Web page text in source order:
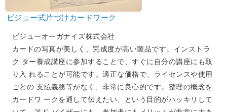
ビジュー式片づけカードワーク
ビジューオーガナイズ株式会社
カードの写真が美しく、完成度が高い製品です。インストラ
ク ター養成講座に参加することで、すぐに自分の講座にも取
り入 れることが可能です。適正な価格で、ライセンスや使用
ごとの 支払義務等がなく、非常に良心的です。整理の概念を
カードワ ークを通して伝えたい、という目的がハッキリして